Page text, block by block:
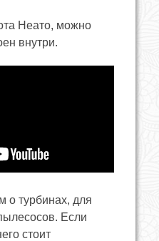
Неато, можно
внутри.
о турбинах, для
Если
стоит